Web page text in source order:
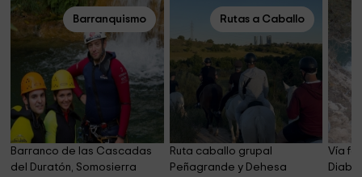
sentido como en casa.
No hay mejor sensación para querer regresar de nuevo con
familiares y amigos.
Barranquismo
Barranco de las Cascadas
del Duratón, Somosierra
Rutas a Caballo
Ruta caballo grupal
Peñagrande y Dehesa
Vía